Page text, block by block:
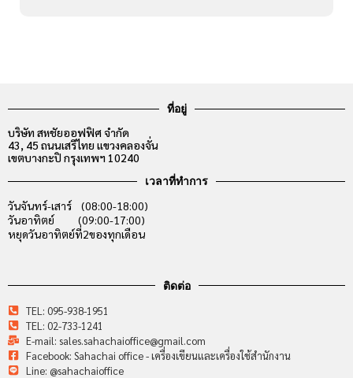
ที่อยู่
บริษัท สหชัยออฟฟิศ จำกัด
43, 45 ถนนเสรีไทย แขวงคลองจั่น
เขตบางกะปิ กรุงเทพฯ 10240
เวลาที่ทำการ
วันจันทร์-เสาร์ (08:00-18:00)
วันอาทิตย์ (09:00-17:00)
หยุดวันอาทิตย์ที่2ของทุกเดือน
ติดต่อ
TEL: 095-938-1951
TEL: 02-733-1241
E-mail: sales.sahachaioffice@gmail.com
Facebook: Sahachai office - เครื่องเขียนและเครื่องใช้สำนักงาน
Line: @sahachaioffice